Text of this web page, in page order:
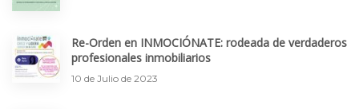
Re-Orden en INMOCIÓNATE: rodeada de verdaderos
profesionales inmobiliarios
10 de Julio de 2023